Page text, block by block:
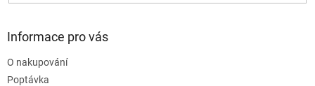
Informace pro vás
O nakupování
Poptávka